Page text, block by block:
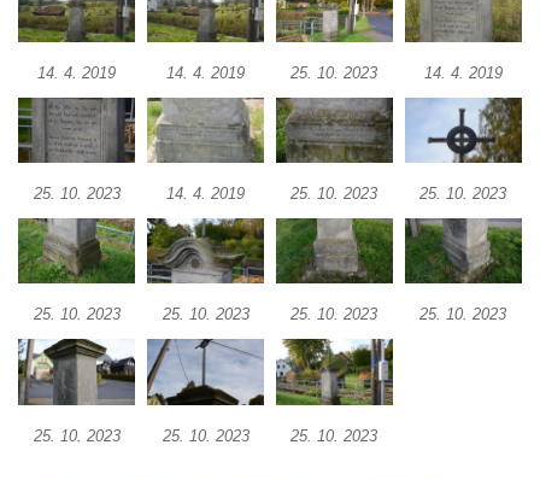
Centrální kříž hřbitova v Kozlech
Kříž na rozcestí u domu čp. 49 ve Svojkově
Centrální kříž bývalého hřbitova v Horním
Chlumu
Kříž jižně od Prysku
Boží muka svatého Floriána v Mezné
Neugebauerův kříž východně od Sloupu v
Čechách
Kříž u kostela Zvěstování Panny Marie v
Duchcově
Údajný kříž před kostelem svatých Petra a
14. 4. 2019 14. 4. 2019 25. 10. 2023 14. 4. 2019
25. 10. 2023 14. 4. 2019 25. 10. 2023 25. 10. 2023
25. 10. 2023 25. 10. 2023 25. 10. 2023 25. 10. 2023
25. 10. 2023 25. 10. 2023 25. 10. 2023